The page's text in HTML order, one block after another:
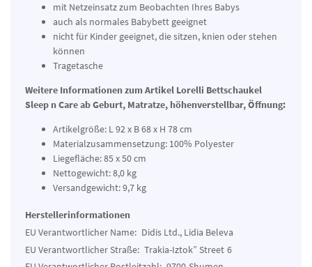
mit Netzeinsatz zum Beobachten Ihres Babys
auch als normales Babybett geeignet
nicht für Kinder geeignet, die sitzen, knien oder stehen
können
Tragetasche
Weitere Informationen zum Artikel Lorelli Bettschaukel
Sleep n Care ab Geburt, Matratze, höhenverstellbar, Öffnung:
Artikelgröße: L 92 x B 68 x H 78 cm
Materialzusammensetzung: 100% Polyester
Liegefläche: 85 x 50 cm
Nettogewicht: 8,0 kg
Versandgewicht: 9,7 kg
Herstellerinformationen
EU Verantwortlicher Name: Didis Ltd., Lidia Beleva
EU Verantwortlicher Straße: Trakia-Iztok” Street 6